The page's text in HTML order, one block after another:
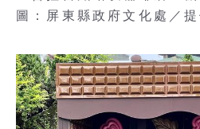
圖：屏東縣政府文化處／提